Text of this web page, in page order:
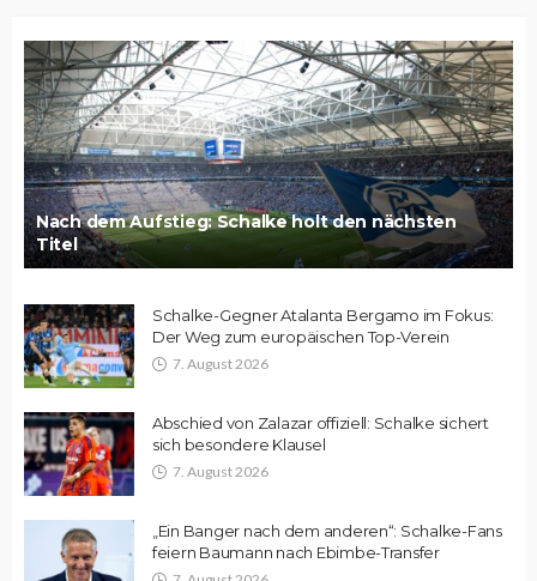
Nach dem Aufstieg: Schalke holt den nächsten
Titel
Schalke-Gegner Atalanta Bergamo im Fokus:
Der Weg zum europäischen Top-Verein
7. August 2026
Abschied von Zalazar offiziell: Schalke sichert
sich besondere Klausel
7. August 2026
„Ein Banger nach dem anderen“: Schalke-Fans
feiern Baumann nach Ebimbe-Transfer